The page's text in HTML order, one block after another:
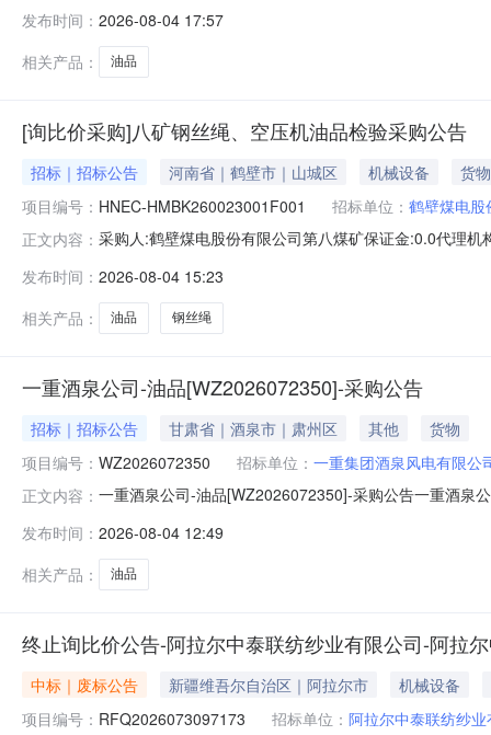
期资格能力条件1上海井泉实业有限公司995038符合满
发布时间： 2026-08-04 17:57
相关产品：
油品
[询比价采购]八矿钢丝绳、空压机油品检验采购公告
招标｜招标公告 河南省｜鹤壁市｜山城区 机械设备
货物
项目编号： HNEC-HMBK260023001F001 招标单位： 鹤壁煤电股
正文内容： 采购人:鹤壁煤电股份有限公司第八煤矿保证金:0.0代理
品检验采购公告项目标段编号：HNEC-
发布时间： 2026-08-04 15:23
相关产品：
油品 钢丝绳
一重酒泉公司-油品[WZ2026072350]-采购公告
招标｜招标公告 甘肃省｜酒泉市｜肃州区 其他
货物
项目编号： WZ2026072350 招标单位： 一重集团酒泉风电有限公
正文内容： 一重酒泉公司-油品[WZ2026072350]-采购公告一重酒泉
联络人：投诉/建议部门及联系方式：安全环保质量部，
发布时间： 2026-08-04 12:49
相关产品：
油品
终止询比价公告-阿拉尔中泰联纺纱业有限公司-阿拉
中标｜废标公告 新疆维吾尔自治区｜阿拉尔市
机械设备
项目编号： RFQ2026073097173 招标单位： 阿拉尔中泰联纺纱